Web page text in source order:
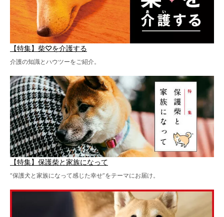
【特集】柴♡を介護する
介護の知識とハウツーをご紹介。
【特集】保護柴と家族になって
“保護犬と家族になって感じた幸せ”をテーマにお届け。